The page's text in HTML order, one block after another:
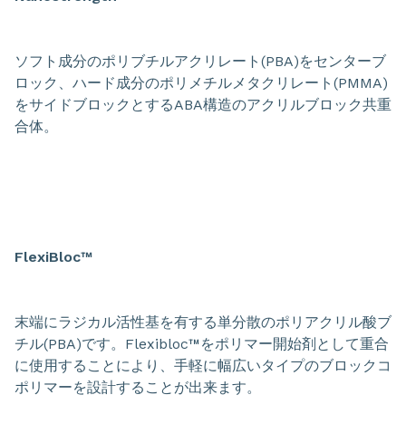
ソフト成分のポリブチルアクリレート(PBA)をセンターブ
ロック、ハード成分のポリメチルメタクリレート(PMMA)
をサイドブロックとするABA構造のアクリルブロック共重
合体。
FlexiBloc™
末端にラジカル活性基を有する単分散のポリアクリル酸ブ
チル(PBA)です。Flexibloc™をポリマー開始剤として重合
に使用することにより、手軽に幅広いタイプのブロックコ
ポリマーを設計することが出来ます。